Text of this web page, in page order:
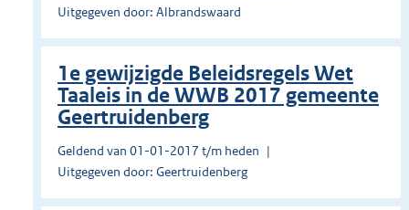
Uitgegeven door: Albrandswaard
1e gewijzigde Beleidsregels Wet
Taaleis in de WWB 2017 gemeente
Geertruidenberg
Geldend van 01-01-2017 t/m heden
Uitgegeven door: Geertruidenberg